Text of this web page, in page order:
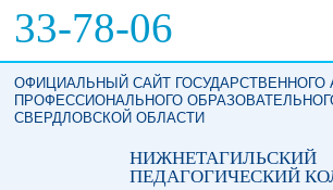
33-78-06
ОФИЦИАЛЬНЫЙ САЙТ ГОСУДАРСТВЕННОГО
ПРОФЕССИОНАЛЬНОГО
СВЕРДЛОВСКОЙ ОБЛАСТИ
НИЖНЕТАГИЛЬСКИЙ
ПЕДАГОГИЧЕСКИЙ